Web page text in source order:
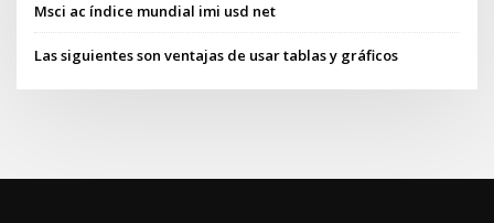
Msci ac índice mundial imi usd net
Las siguientes son ventajas de usar tablas y gráficos